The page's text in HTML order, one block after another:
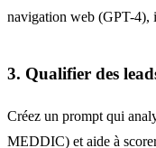
navigation web (GPT-4),
3. Qualifier des
Créez un prompt qui
MEDDIC) et aide à